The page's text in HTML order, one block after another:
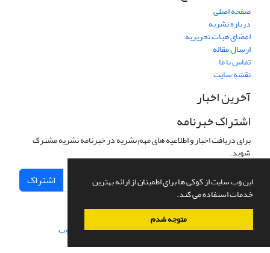
این وب سایت از کوکی ها برای اطمینان از ارائه بهترین
خدمات استفاده می کند.
متوجه شدم
صفحه اصلی
درباره نشریه
اعضای هیات تحریریه
ارسال مقاله
تماس با ما
نقشه سایت
آخرین اخبار
اشتراک خبرنامه
برای دریافت اخبار و اطلاعیه های مهم نشریه در خبرنامه نشریه مشترک
شوید.
اشتراک
سامانه مدیریت نشریات علمی.طراحی و پیاده سازی از سیناوب